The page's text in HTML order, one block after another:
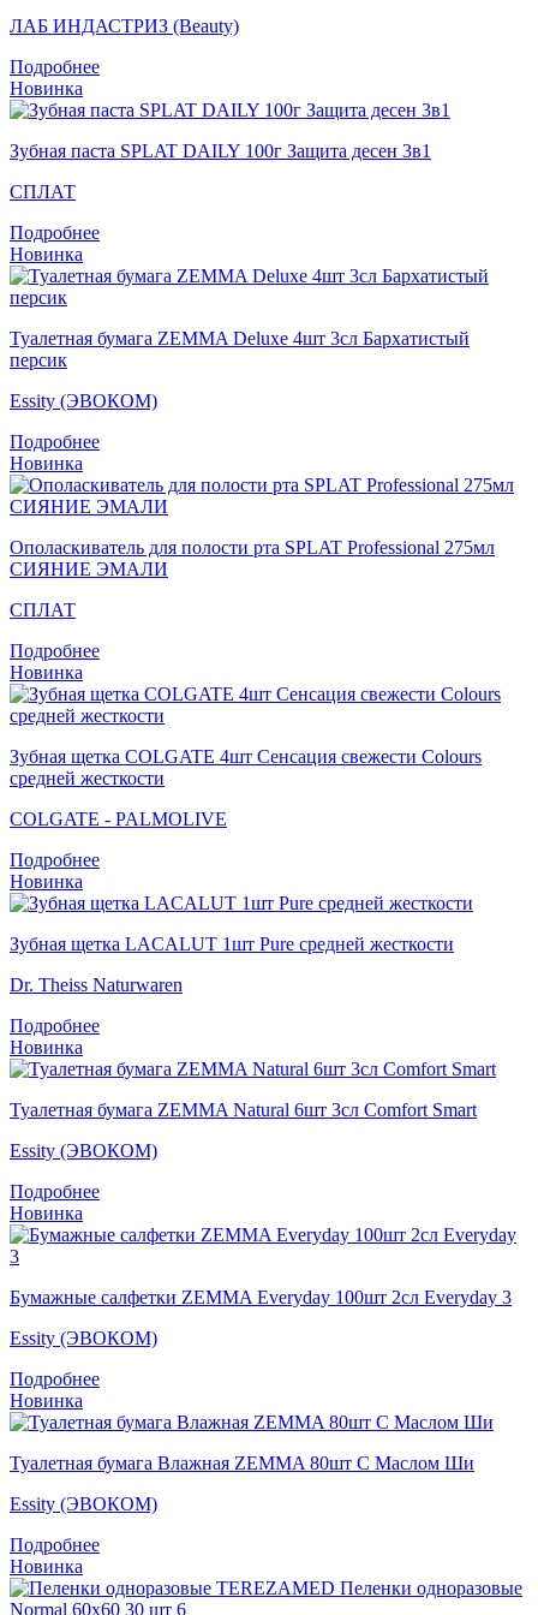
ЛАБ ИНДАСТРИЗ (Beauty)
Подробнее
Новинка
Зубная паста SPLAT DAILY 100г Защита десен 3в1
СПЛАТ
Подробнее
Новинка
Туалетная бумага ZEMMA Deluxe 4шт 3сл Бархатистый
персик
Essity (ЭВОКОМ)
Подробнее
Новинка
Ополаскиватель для полости рта SPLAT Professional 275мл
СИЯНИЕ ЭМАЛИ
СПЛАТ
Подробнее
Новинка
Зубная щетка COLGATE 4шт Сенсация свежести Colours
средней жесткости
COLGATE - PALMOLIVE
Подробнее
Новинка
Зубная щетка LACALUT 1шт Pure средней жесткости
Dr. Theiss Naturwaren
Подробнее
Новинка
Туалетная бумага ZEMMA Natural 6шт 3сл Comfort Smart
Essity (ЭВОКОМ)
Подробнее
Новинка
Бумажные салфетки ZEMMA Everyday 100шт 2сл Everyday 3
Essity (ЭВОКОМ)
Подробнее
Новинка
Туалетная бумага Влажная ZEMMA 80шт С Маслом Ши
Essity (ЭВОКОМ)
Подробнее
Новинка